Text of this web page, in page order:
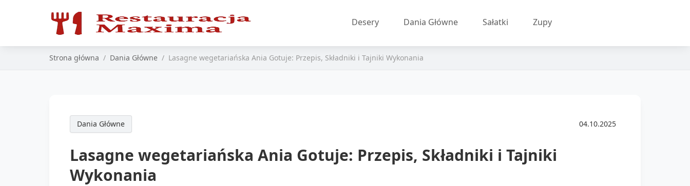
Desery Dania Główne Sałatki Zupy
Strona główna Dania Główne Lasagne wegetariańska Ania Gotuje: Przepis, Składniki i Tajniki Wykonania
Dania Główne 04.10.2025
Lasagne wegetariańska Ania Gotuje: Przepis, Składniki i Tajniki
Wykonania